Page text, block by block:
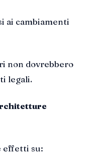
ai cambiamenti
non dovrebbero
legali.
effetti su: